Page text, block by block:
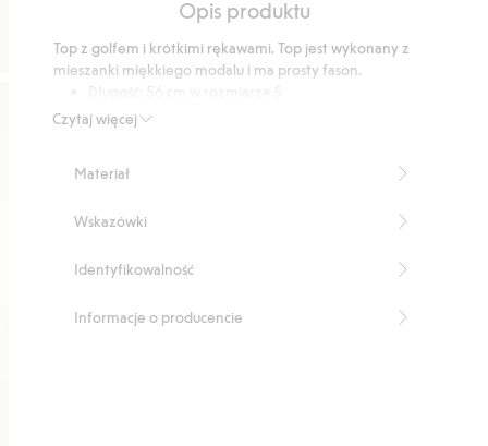
72
głosów
Opis produktu
Czytaj więcej
Top z golfem i krótkimi rękawami. Top jest wykonany z
mieszanki miękkiego modalu i ma prosty fason.
Ten produkt zawiera 72% włókien modalowych
TENCEL™ Modal Blend
Materiał
Wskazówki
Identyfikowalność
Informacje o producencie